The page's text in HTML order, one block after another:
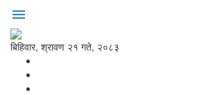
menu
बिहिवार, श्रावण २१ गते, २०८३